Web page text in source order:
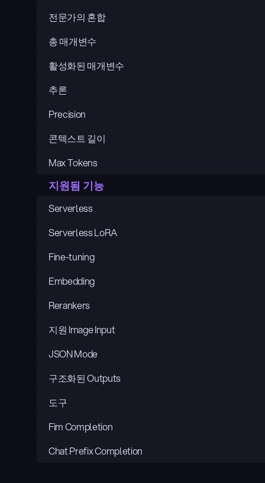
전문가의 혼합
총 매개변수
활성화된 매개변수
추론
Precision
콘텍스트 길이
Max Tokens
지원됨 기능
Serverless
Serverless LoRA
Fine-tuning
Embedding
Rerankers
지원 Image Input
JSON Mode
구조화된 Outputs
도구
Fim Completion
Chat Prefix Completion